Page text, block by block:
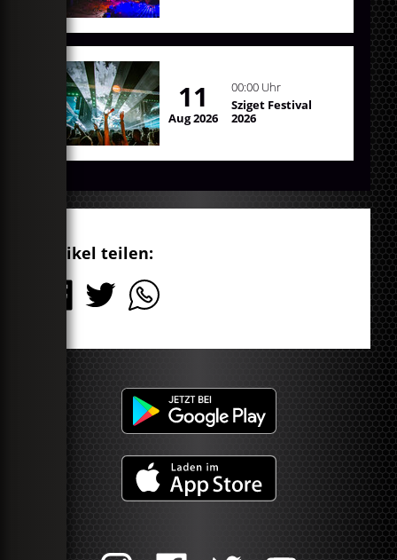
11
Aug 2026
00:00 Uhr
Sziget Festival
2026
Artikel teilen: